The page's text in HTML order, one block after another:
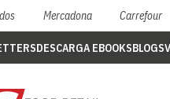
Mercadona Carrefour
DESCARGA EBOOKSBLOGS